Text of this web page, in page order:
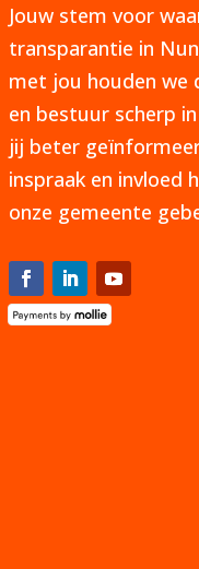
Jouw stem voor
transparantie in
met jou houden we
en bestuur scherp
jij beter
inspraak en invloed
onze gemeente